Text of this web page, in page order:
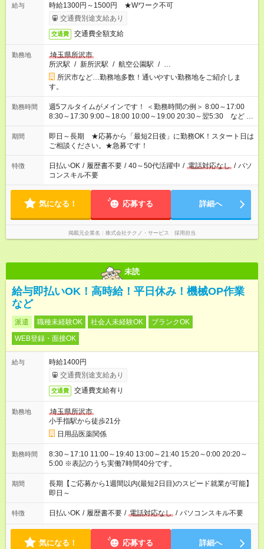
給与
時給1300円～1500円 ★Wワーク不可
交通費別途支給あり
交通費 交通費全額支給
勤務地
埼玉県所沢市
所沢駅 / 新所沢駅 / 航空公園駅 / …
所沢市など…勤務地多数！通いやすい勤務地をご紹介しま
す。
勤務時間
週5フルタイムがメインです！ ＜勤務時間の例＞ 8:00～17:00
8:30～17:30 9:00～18:00 10:00～19:00 20:30～翌5:30 など ★
その他にも勤務時間多数！ 日勤のみ、残業なし、交替制など
ご希望を教えてください！
期間
即日～長期 ★応募から「最短2日後」に勤務OK！スタート日は
ご相談ください。★急募です！
特徴 日払いOK / 履歴書不要 / 40～50代活躍中 / 電話対応なし / パソ
コンスキル不要
気になる！ 応募する 詳細へ
掲載元企業名 株式会社テクノ・サービス 採用担当
未読
給与即払いOK！高時給！平日休み！機械OP作業
など
派遣 職種未経験OK 社会人未経験OK
ブランクOK
WEB登録・面接OK
給与
時給1400円
交通費別途支給あり
交通費 交通費支給有り
勤務地
埼玉県所沢市
小手指駅から徒歩21分
日用品医薬関係
勤務時間
8:30～17:10 11:00～19:40 13:00～21:40 15:20～0:00 20:20～
5:00 ※表記のうち実働7時間40分です。
期間
長期【ご応募から1週間以内(最短2日目)のスピード就業が可能】
即日～
特徴 日払いOK / 履歴書不要 / 電話対応なし / パソコンスキル不要
気になる！ 応募する 詳細へ